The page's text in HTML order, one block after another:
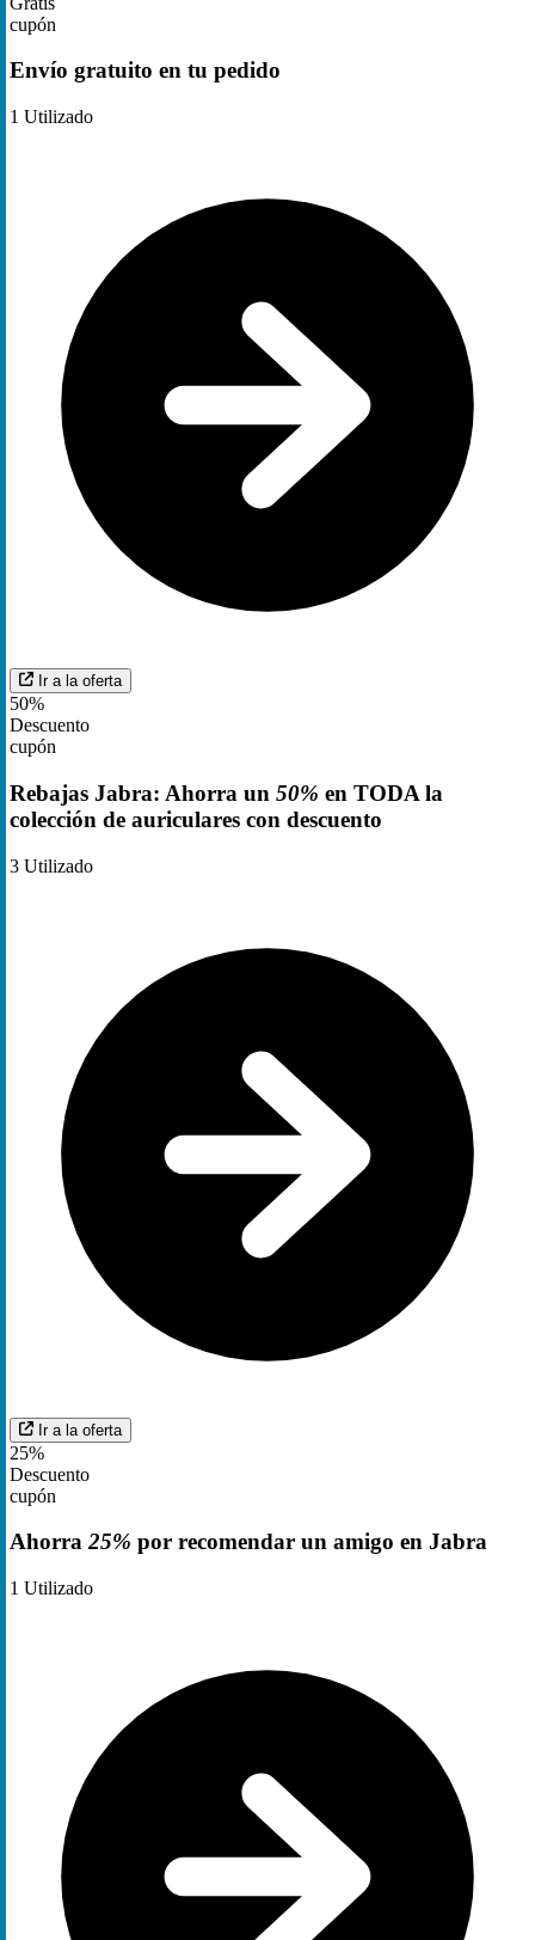
cupón
Envío gratuito en tu pedido
1 Utilizado
Ir a la oferta
50%
Descuento
cupón
Rebajas Jabra: Ahorra un 50% en TODA la
colección de auriculares con descuento
3 Utilizado
Ir a la oferta
25%
Descuento
cupón
Ahorra25% por recomendar un amigo en Jabra
1 Utilizado